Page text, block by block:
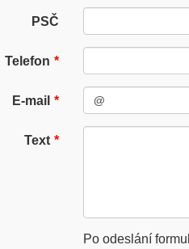
PSČ
Telefon
E-mail
Text
Po odeslání